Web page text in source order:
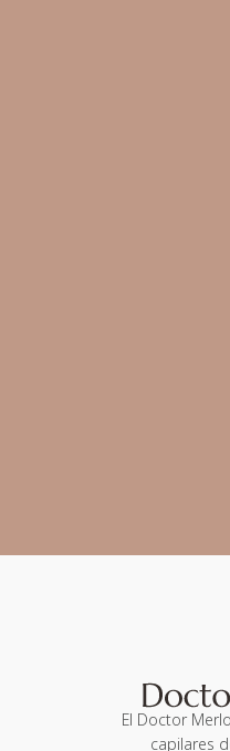
El Doctor
capilares